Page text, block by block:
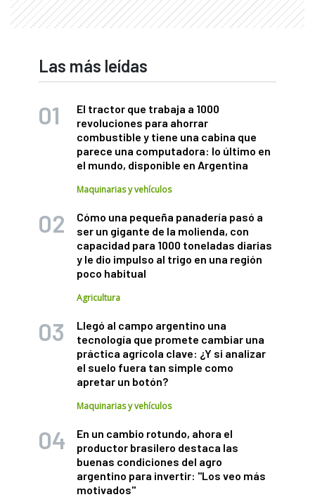
Las más leídas
El tractor que trabaja a 1000
revoluciones para ahorrar
combustible y tiene una cabina que
parece una computadora: lo último en
el mundo, disponible en Argentina
Maquinarias y vehículos
Cómo una pequeña panadería pasó a
ser un gigante de la molienda, con
capacidad para 1000 toneladas diarias
y le dio impulso al trigo en una región
poco habitual
Agricultura
Llegó al campo argentino una
tecnología que promete cambiar una
práctica agrícola clave: ¿Y si analizar
el suelo fuera tan simple como
apretar un botón?
Maquinarias y vehículos
En un cambio rotundo, ahora el
productor brasilero destaca las
buenas condiciones del agro
argentino para invertir: "Los veo más
motivados"